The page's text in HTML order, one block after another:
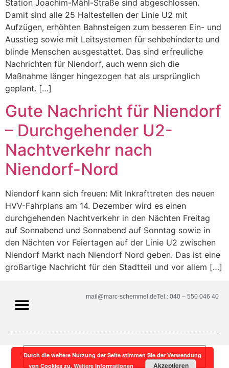
Station Joachim-Mähl-Straße sind abgeschlossen.
Damit sind alle 25 Haltestellen der Linie U2 mit
Aufzügen, erhöhten Bahnsteigen zum besseren Ein- und
Ausstieg sowie mit Leitsystemen für sehbehinderte und
blinde Menschen ausgestattet. Das sind erfreuliche
Nachrichten für Niendorf, auch wenn sich die
Maßnahme länger hingezogen hat als ursprünglich
geplant. […]
Gute Nachricht für Niendorf
– Durchgehender U2-
Nachtverkehr nach
Niendorf-Nord
Niendorf kann sich freuen: Mit Inkrafttreten des neuen
HVV-Fahrplans am 14. Dezember wird es einen
durchgehenden Nachtverkehr in den Nächten Freitag
auf Sonnabend und Sonnabend auf Sonntag sowie in
den Nächten vor Feiertagen auf der Linie U2 zwischen
Niendorf Markt nach Niendorf Nord geben. Das ist eine
großartige Nachricht für den Stadtteil und vor allem […]
Tel.: 040 – 550 046 40
mail@marc-schemmel.de
Durch die weitere Nutzung der Seite stimmen Sie der Verwendung
von Cookies zu.Weitere Informationen Akzeptieren